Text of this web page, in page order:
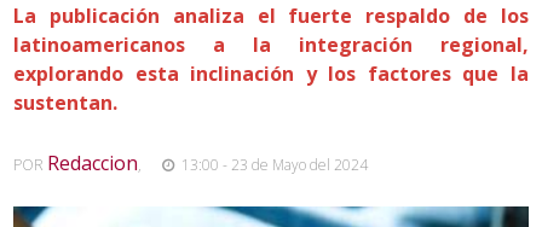
La publicación analiza el fuerte respaldo de los
latinoamericanos a la integración regional,
explorando esta inclinación y los factores que la
sustentan.
POR Redaccion, 13:00 - 23 de Mayo del 2024